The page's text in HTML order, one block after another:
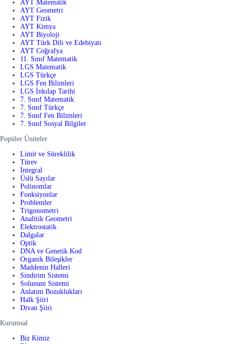
AYT Matematik
AYT Geometri
AYT Fizik
AYT Kimya
AYT Biyoloji
AYT Türk Dili ve Edebiyatı
AYT Coğrafya
11. Sınıf Matematik
LGS Matematik
LGS Türkçe
LGS Fen Bilimleri
LGS İnkılap Tarihi
7. Sınıf Matematik
7. Sınıf Türkçe
7. Sınıf Fen Bilimleri
7. Sınıf Sosyal Bilgiler
Popüler Üniteler
Limit ve Süreklilik
Türev
İntegral
Üslü Sayılar
Polinomlar
Fonksiyonlar
Problemler
Trigonometri
Analitik Geometri
Elektrostatik
Dalgalar
Optik
DNA ve Genetik Kod
Organik Bileşikler
Maddenin Halleri
Sindirim Sistemi
Solunum Sistemi
Anlatım Bozuklukları
Halk Şiiri
Divan Şiiri
Kurumsal
Biz Kimiz